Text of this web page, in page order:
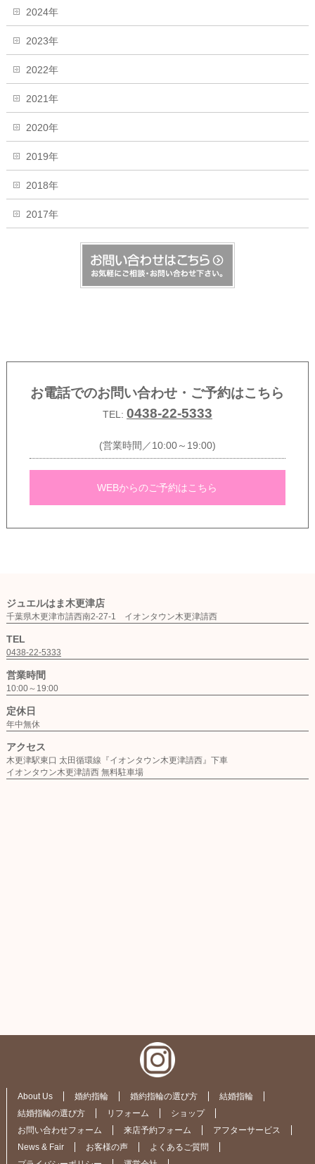
2024年
2023年
2022年
2021年
2020年
2019年
2018年
2017年
お電話でのお問い合わせ・ご予約はこちら
TEL: 0438-22-5333
(営業時間／10:00～19:00)
WEBからのご予約はこちら
ジュエルはま木更津店
千葉県木更津市請西南2-27-1 イオンタウン木更津請西
TEL
0438-22-5333
営業時間
10:00～19:00
定休日
年中無休
アクセス
木更津駅東口 太田循環線『イオンタウン木更津請西』下車
イオンタウン木更津請西 無料駐車場
About Us 婚約指輪 婚約指輪の選び方
結婚指輪
結婚指輪の選び方
リフォーム
ショップ
お問い合わせフォーム
来店予約フォーム
アフターサービス
News & Fair
お客様の声
よくあるご質問